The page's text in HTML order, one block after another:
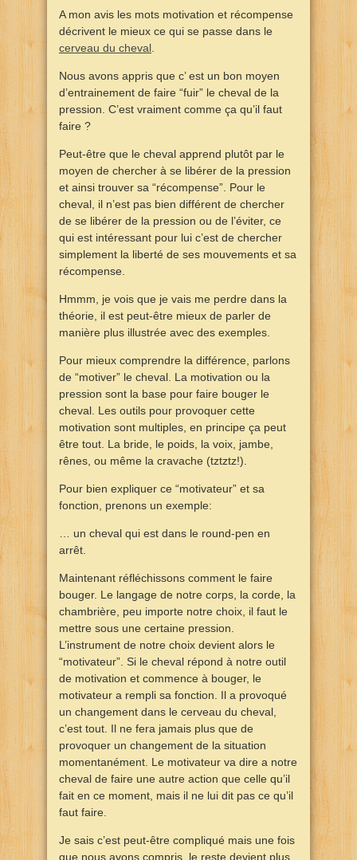
A mon avis les mots motivation et récompense
décrivent le mieux ce qui se passe dans le
cerveau du cheval
Nous avons appris que c’ est un bon moyen
d’entrainement de faire “fuir” le cheval de la
pression. C’est vraiment comme ça qu’il faut
faire ?
Peut-être que le cheval apprend plutôt par le
moyen de chercher à se libérer de la pression
et ainsi trouver sa “récompense”. Pour le
cheval, il n’est pas bien différent de chercher
de se libérer de la pression ou de l’éviter, ce
qui est intéressant pour lui c’est de chercher
simplement la liberté de ses mouvements et sa
récompense.
Hmmm, je vois que je vais me perdre dans la
théorie, il est peut-être mieux de parler de
manière plus illustrée avec des exemples.
Pour mieux comprendre la différence, parlons
de “motiver” le cheval. La motivation ou la
pression sont la base pour faire bouger le
cheval. Les outils pour provoquer cette
motivation sont multiples, en principe ça peut
être tout. La bride, le poids, la voix, jambe,
rênes, ou même la cravache (tztztz!).
Pour bien expliquer ce “motivateur” et sa
fonction, prenons un exemple:
… un cheval qui est dans le round-pen en
arrêt.
Maintenant réfléchissons comment le faire
bouger. Le langage de notre corps, la corde, la
chambrière, peu importe notre choix, il faut le
mettre sous une certaine pression.
L’instrument de notre choix devient alors le
“motivateur”. Si le cheval répond à notre outil
de motivation et commence à bouger, le
motivateur a rempli sa fonction. Il a provoqué
un changement dans le cerveau du cheval,
c’est tout. Il ne fera jamais plus que de
provoquer un changement de la situation
momentanément. Le motivateur va dire a notre
cheval de faire une autre action que celle qu’il
fait en ce moment, mais il ne lui dit pas ce qu’il
faut faire.
Je sais c’est peut-être compliqué mais une fois
que nous avons compris, le reste devient plus